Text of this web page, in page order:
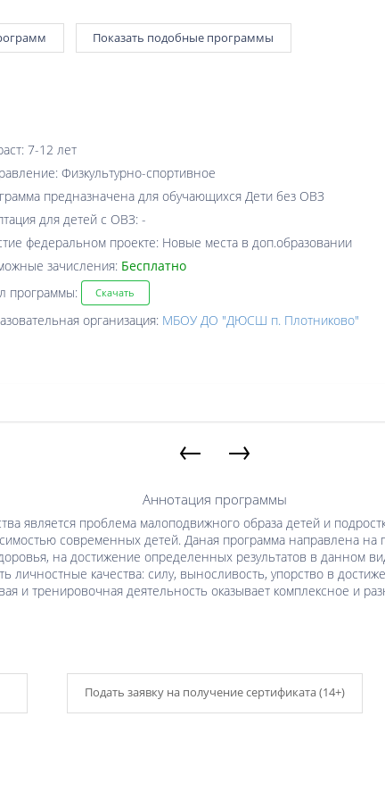
Показать подобные программы
7-12 лет
Физкультурно-спортивное
предназначена для обучающихся Дети без ОВЗ
для детей с ОВЗ: -
федеральном проекте: Новые места в доп.образовании
зачисления: Бесплатно
программы:
Скачать
организация: МБОУ ДО "ДЮСШ п. Плотниково"
← →
Аннотация программы
является проблема малоподвижного образа детей и
современных детей. Даная программа направлена
на достижение определенных результатов в данном
личностные качества: силу, выносливость, упорство в
и тренировочная деятельность оказывает комплексное и
Подать заявку на получение сертификата (14+)